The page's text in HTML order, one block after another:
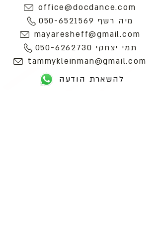
office@docdance.com
מיה רשף 050-6521569
mayaresheff@gmail.com
תמי יצחקי 050-6262730
tammykleinman@gmail.com
להשארת הודעה